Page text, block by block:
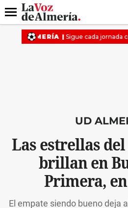
DESTACADO
Menú
UD
Las estrellas
brillan en
Primera,
El empate siendo bueno deja